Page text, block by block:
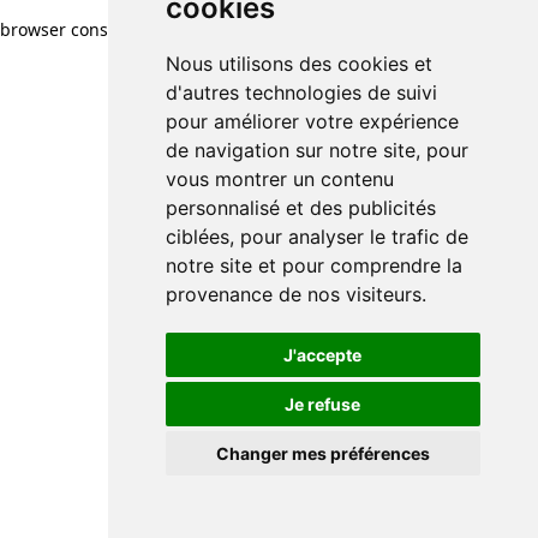
cookies
Nous utilisons des cookies et
d'autres technologies de suivi
pour améliorer votre expérience
de navigation sur notre site, pour
vous montrer un contenu
personnalisé et des publicités
ciblées, pour analyser le trafic de
notre site et pour comprendre la
provenance de nos visiteurs.
J'accepte
Je refuse
Changer mes préférences
browser console for more information)